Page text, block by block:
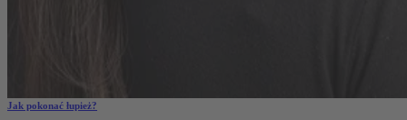
Jak pokonać łupież?